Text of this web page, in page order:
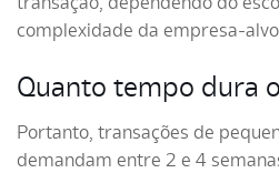
complexidade da empresa-
Quanto tempo dura
Portanto, transações de
demandam entre 2 e 4